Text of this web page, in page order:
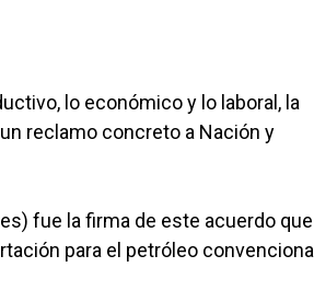
lo económico y lo laboral, la
reclamo concreto a Nación y
fue la firma de este acuerdo que
para el petróleo convencional